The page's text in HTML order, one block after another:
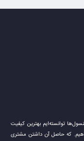
به
توانسته‌ایم بهترین کیفیت
دهیم. که حاصل آن داشتن مشتری